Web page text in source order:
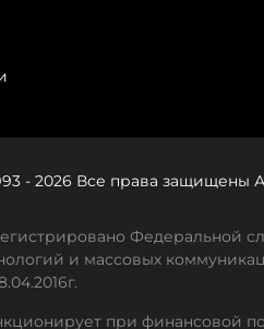
- 2026 Все права защищены
Федеральной
и массовых
при финансовой